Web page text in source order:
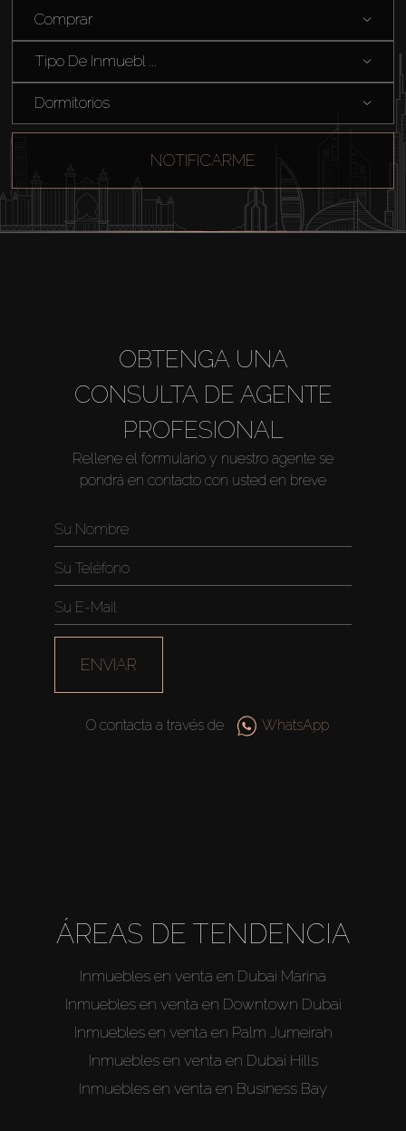
Comprar
Alquilar
Venta
Comprar
Tipo De Inmuebl ...
Dormitorios
NOTIFICARME
OBTENGA UNA
CONSULTA DE AGENTE
PROFESIONAL
Rellene el formulario y nuestro agente se
pondrá en contacto con usted en breve
ENVIAR
O contacta a través de WhatsApp
ÁREAS DE TENDENCIA
Inmuebles en venta en Dubai Marina
Inmuebles en venta en Downtown Dubai
Inmuebles en venta en Palm Jumeirah
Inmuebles en venta en Dubai Hills
Inmuebles en venta en Business Bay